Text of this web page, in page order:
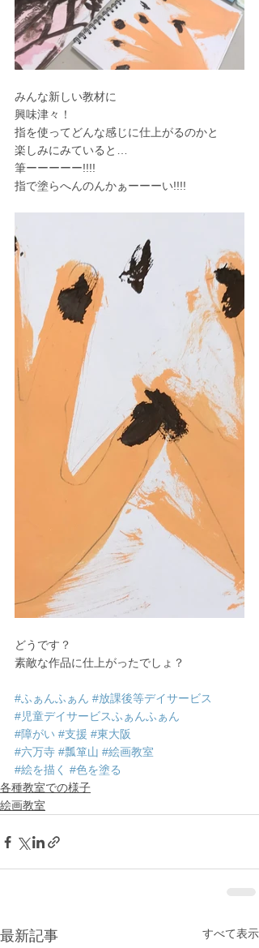
みんな新しい教材に
興味津々！
指を使ってどんな感じに仕上がるのかと
楽しみにみていると…
筆ーーーーー!!!!
指で塗らへんのんかぁーーーい!!!!
どうです？
素敵な作品に仕上がったでしょ？
#ふぁんふぁん #放課後等デイサービス
#児童デイサービスふぁんふぁん
#障がい #支援 #東大阪
#六万寺 #瓢箪山 #絵画教室
#絵を描く #色を塗る
各種教室での様子
絵画教室
最新記事 すべて表示